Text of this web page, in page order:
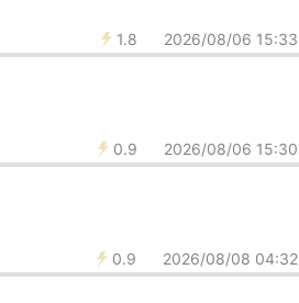
1.8 2026/08/06 15:33
0.9 2026/08/06 15:30
0.9 2026/08/08 04:32